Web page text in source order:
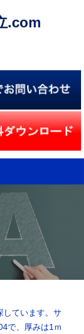
.com
しています。サ
で、厚みは1ｍ